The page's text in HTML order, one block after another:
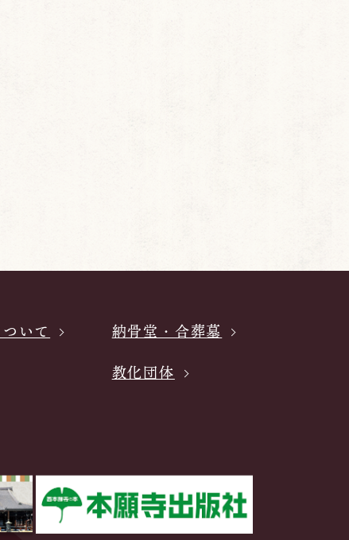
いて
納骨堂・合葬墓
教化団体